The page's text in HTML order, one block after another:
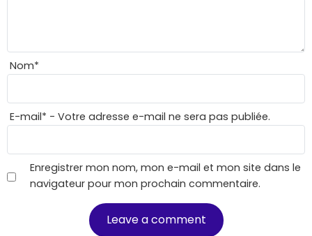
Nom*
E-mail* - Votre adresse e-mail ne sera pas publiée.
Enregistrer mon nom, mon e-mail et mon site dans le
navigateur pour mon prochain commentaire.